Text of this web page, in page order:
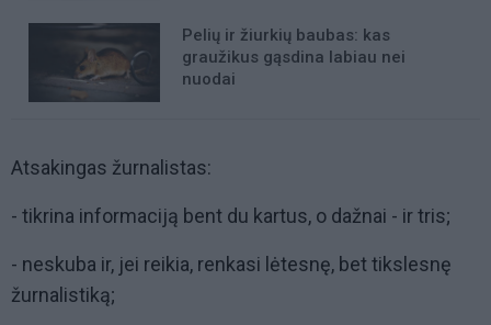
Pelių ir žiurkių baubas: kas
graužikus gąsdina labiau nei
nuodai
Atsakingas žurnalistas:
- tikrina informaciją bent du kartus, o dažnai - ir tris;
- neskuba ir, jei reikia, renkasi lėtesnę, bet tikslesnę
žurnalistiką;